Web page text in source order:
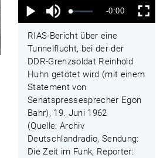
Wiedergabe
Ton
aus
Geladen
Status:
Verbleibende
Zeit
-0:00 Vollbild
RIAS-Bericht über eine
Tunnelflucht, bei der der
DDR-Grenzsoldat Reinhold
Huhn getötet wird (mit einem
Statement von
Senatspressesprecher Egon
Bahr), 19. Juni 1962
(Quelle: Archiv
Deutschlandradio, Sendung:
Die Zeit im Funk, Reporter: